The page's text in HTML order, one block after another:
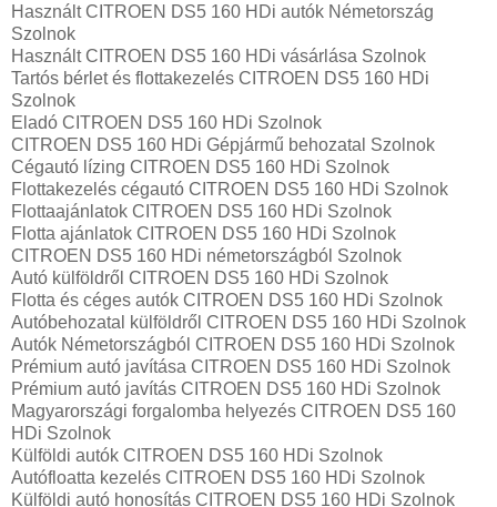
Használt CITROEN DS5 160 HDi autók Németország
Szolnok
Használt CITROEN DS5 160 HDi vásárlása Szolnok
Tartós bérlet és flottakezelés CITROEN DS5 160 HDi
Szolnok
Eladó CITROEN DS5 160 HDi Szolnok
CITROEN DS5 160 HDi Gépjármű behozatal‎ Szolnok
Cégautó lízing CITROEN DS5 160 HDi Szolnok
Flottakezelés cégautó CITROEN DS5 160 HDi Szolnok
Flottaajánlatok CITROEN DS5 160 HDi Szolnok
Flotta ajánlatok CITROEN DS5 160 HDi Szolnok
CITROEN DS5 160 HDi németországból Szolnok
Autó külföldről CITROEN DS5 160 HDi Szolnok
Flotta és céges autók CITROEN DS5 160 HDi Szolnok
Autóbehozatal külföldről CITROEN DS5 160 HDi Szolnok
Autók Németországból‎ CITROEN DS5 160 HDi Szolnok
Prémium autó javítása CITROEN DS5 160 HDi Szolnok
Prémium autó javítás CITROEN DS5 160 HDi Szolnok
Magyarországi forgalomba helyezés CITROEN DS5 160
HDi Szolnok
Külföldi autók‎ CITROEN DS5 160 HDi Szolnok
Autófloatta kezelés CITROEN DS5 160 HDi Szolnok
Külföldi autó honosítás CITROEN DS5 160 HDi Szolnok